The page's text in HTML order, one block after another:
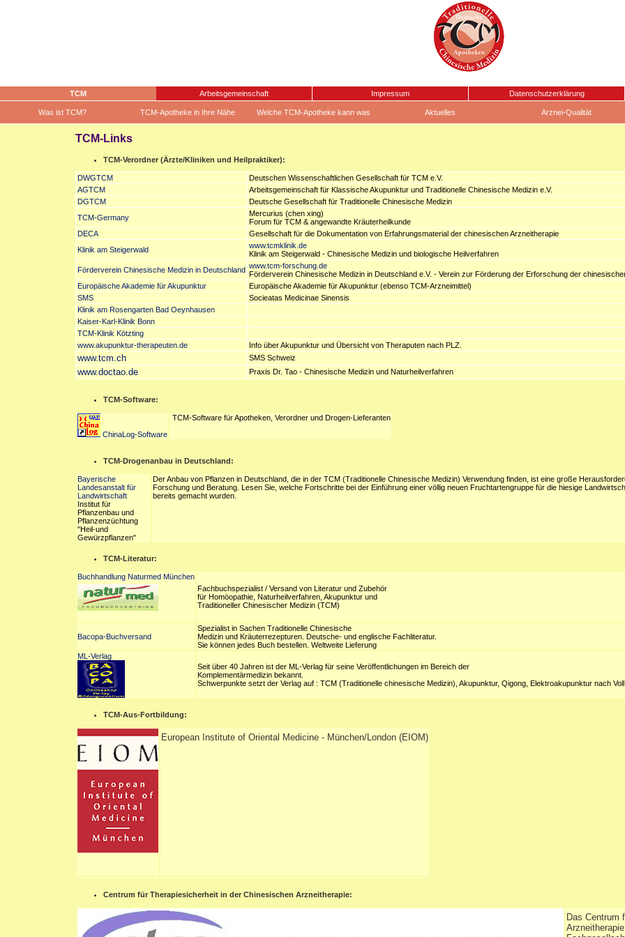
TCM Arbeitsgemeinschaft Impressum Datenschutzerklärung
Was ist TCM? TCM-Apotheke in Ihre Nähe Welche TCM-Apotheke kann was Aktuelles Arznei-Qualität
TCM-Links
TCM-Verordner (Ärzte/Kliniken und Heilpraktiker):
DWGTCM
Deutschen Wissenschaftlichen Gesellschaft für TCM e.V.
AGTCM
Arbeitsgemeinschaft für Klassische Akupunktur und Traditionelle Chinesische Medizin e.V.
DGTCM
Deutsche Gesellschaft für Traditionelle Chinesische Medizin
TCM-Germany
Mercurius (chen xing)
Forum für TCM & angewandte Kräuterheilkunde
DECA
Gesellschaft für die Dokumentation von Erfahrungsmaterial der chinesischen Arzneitherapie
Klinik am Steigerwald
www.tcmklinik.de
Klinik am Steigerwald - Chinesische Medizin und biologische Heilverfahren
Förderverein Chinesische Medizin in Deutschland www.tcm-forschung.de
Förderverein Chinesische Medizin in Deutschland e.V. - Verein zur Förderung der Erforschung der
Europäische Akademie für Akupunktur
Europäische Akademie für Akupunktur (ebenso TCM-Arzneimittel)
SMS
Socieatas Medicinae Sinensis
Klinik am Rosengarten Bad Oeynhausen
Kaiser-Karl-Klinik Bonn
TCM-Klinik Kötzting
www.akupunktur-therapeuten.de
Info über Akupunktur und Übersicht von Theraputen nach PLZ.
www.tcm.ch SMS Schweiz
www.doctao.de Praxis Dr. Tao - Chinesische Medizin und Naturheilverfahren
TCM-Software:
ChinaLog-Software
TCM-Software für Apotheken, Verordner und Drogen-Lieferanten
TCM-Drogenanbau in Deutschland:
Bayerische
Landesanstalt für
Landwirtschaft
Institut für
Pflanzenbau und
Pflanzenzüchtung
"Heil-und
Gewürzpflanzen"
Der Anbau von Pflanzen in Deutschland, die in der TCM (Traditionelle Chinesische Medizin) Verwendung finden, ist eine große
Forschung und Beratung. Lesen Sie, welche Fortschritte bei der Einführung einer völlig neuen Fruchtartengruppe für die hiesige
bereits gemacht wurden.
TCM-Literatur:
Buchhandlung Naturmed München
Fachbuchspezialist / Versand von Literatur und Zubehör
für Homöopathie, Naturheilverfahren, Akupunktur und
Traditioneller Chinesischer Medizin (TCM)
Bacopa-Buchversand
Spezialist in Sachen Traditionelle Chinesische
Medizin und Kräuterrezepturen. Deutsche- und englische Fachliteratur.
Sie können jedes Buch bestellen. Weltweite Lieferung
ML-Verlag
Seit über 40 Jahren ist der ML-Verlag für seine Veröffentlichungen im Bereich der
Komplementärmedizin bekannt.
Schwerpunkte setzt der Verlag auf : TCM (Traditionelle chinesische Medizin), Akupunktur, Qigong, Elektroakupunktur nach
TCM-Aus-Fortbildung:
European Institute of Oriental Medicine - München/London (EIOM)
Centrum für Therapiesicherheit in der Chinesischen Arzneitherapie:
Das Centrum